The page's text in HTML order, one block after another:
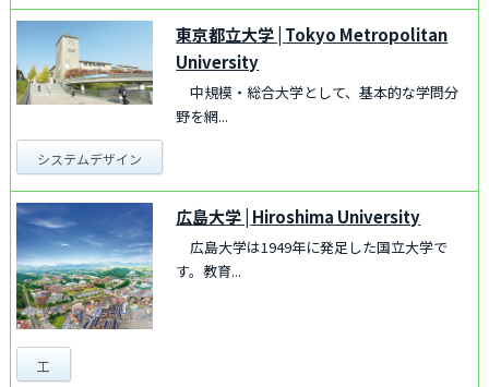
東京都立大学| Tokyo Metropolitan
University
中規模・総合大学として、基本的な学問分
野を網...
システムデザイン
広島大学| Hiroshima University
広島大学は1949年に発足した国立大学で
す。教育...
工